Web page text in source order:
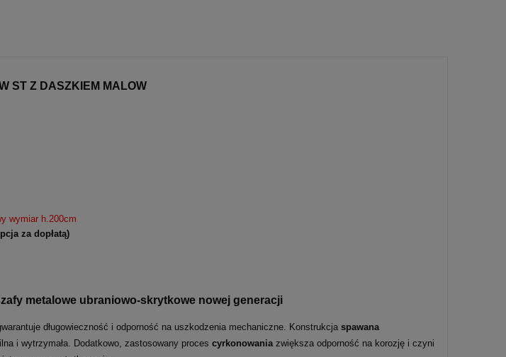
ST Z DASZKIEM MALOW
wymiar h.200cm
za dopłatą)
metalowe ubraniowo-skrytkowe nowej generacji
długowieczność i odporność na uszkodzenia mechaniczne. Konstrukcja spawana
i wytrzymała. Dodatkowo, zastosowany proces cyrkonowaniazwiększa odporność na korozję i czyni